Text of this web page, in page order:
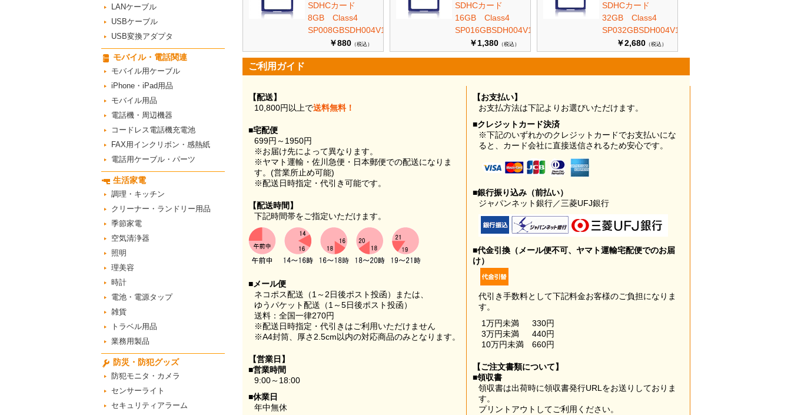
LANケーブル
USBケーブル
USB変換アダプタ
モバイル・電話関連
モバイル用ケーブル
iPhone・iPad用品
モバイル用品
電話機・周辺機器
コードレス電話機充電池
FAX用インクリボン・感熱紙
電話用ケーブル・パーツ
生活家電
調理・キッチン
クリーナー・ランドリー用品
季節家電
空気清浄器
照明
理美容
時計
電池・電源タップ
雑貨
トラベル用品
業務用製品
防災・防犯グッズ
防犯モニタ・カメラ
センサーライト
セキュリティアラーム
SDHCカード
8GB Class4
SP008GBSDH004V10
￥880 （税込）
SDHCカード
16GB Class4
SP016GBSDH004V10
￥1,380 （税込）
SDHCカード
32GB Class4
SP032GBSDH004V10
￥2,680 （税込）
ご利用ガイド
【配送】
10,800円以上で送料無料！
■宅配便
699円～1950円
※お届け先によって異なります。
※ヤマト運輸・佐川急便・日本郵便での配送になりま
す。(営業所止め可能)
※配送日時指定・代引き可能です。
【配送時間】
下記時間帯をご指定いただけます。
■メール便
ネコポス配送（1～2日後ポスト投函）または、
ゆうパケット配送（1～5日後ポスト投函）
送料：全国一律270円
※配送日時指定・代引きはご利用いただけません
※A4封筒、厚さ2.5cm以内の対応商品のみとなります。
【営業日】
■営業時間
9:00～18:00
■休業日
年中無休
【お支払い】
お支払方法は下記よりお選びいただけます。
■クレジットカード決済
※下記のいずれかのクレジットカードでお支払いにな
ると、カード会社に直接送信されるため安心です。
■銀行振り込み（前払い）
ジャパンネット銀行／三菱UFJ銀行
■代金引換（メール便不可、ヤマト運輸宅配便でのお届
け）
代引き手数料として下記料金お客様のご負担になりま
す。
1万円未満
330円
3万円未満
440円
10万円未満
660円
【ご注文書類について】
■領収書
領収書は出荷時に領収書発行URLをお送りしておりま
す。
プリントアウトしてご利用ください。